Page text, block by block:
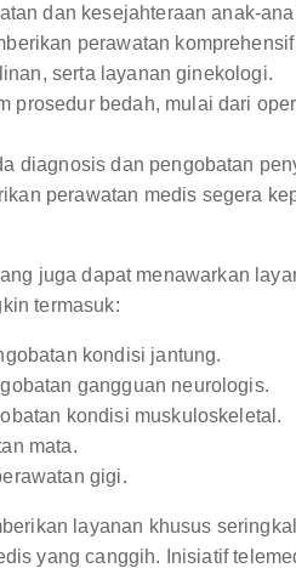
dan kesejahteraan anak-
perawatan
serta layanan ginekologi.
prosedur bedah, mulai dari
diagnosis dan pengobatan
perawatan medis segera
juga dapat menawarkan
termasuk:
kondisi jantung.
gangguan neurologis.
kondisi muskuloskeletal.
mata.
gigi.
layanan khusus
yang canggih. Inisiatif